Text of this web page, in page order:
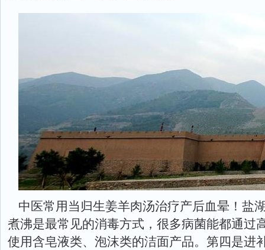
中医常用当归生姜羊肉汤治疗产后血晕！盐
煮沸是最常见的消毒方式，很多病菌能都通
使用含皂液类、泡沫类的洁面产品。第四是进